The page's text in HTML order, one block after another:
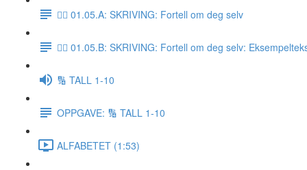
✍🏼 01.05.A: SKRIVING: Fortell om deg selv
✍🏼 01.05.B: SKRIVING: Fortell om deg selv:
🔢 TALL 1-10
OPPGAVE: 🔢 TALL 1-10
ALFABETET (1:53)